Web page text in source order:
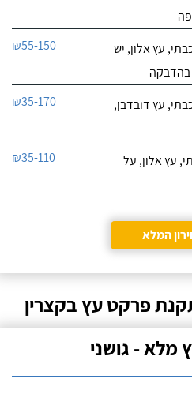
עץ אלון, יש
בהדבקה
₪55-150
עץ דובדבן,
₪35-170
עץ אלון, על
₪35-110
המלא
פרקט עץ בקצרין
- גושני